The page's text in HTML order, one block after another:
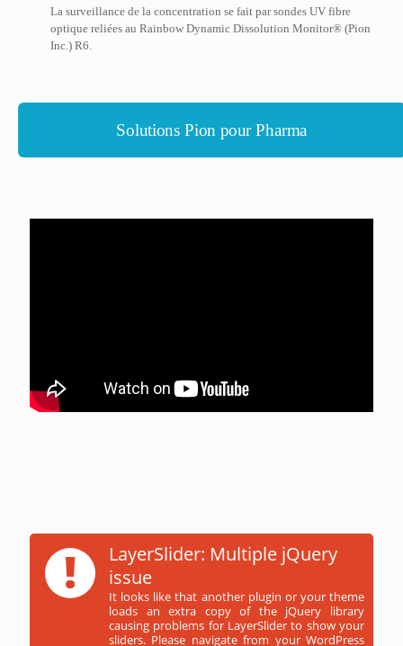
La surveillance de la concentration se fait par sondes UV fibre
optique reliées au Rainbow Dynamic Dissolution Monitor® (Pion
Inc.) R6.
Solutions Pion pour Pharma
!
LayerSlider: Multiple jQuery
issue
It looks like that another plugin or your theme
loads an extra copy of the jQuery library
causing problems for LayerSlider to show your
sliders. Please navigate from your WordPress